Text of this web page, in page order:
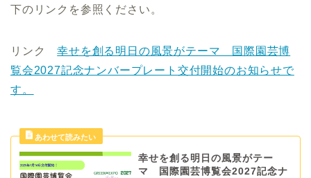
下のリンクを参照ください。
リンク幸せを創る明日の風景がテーマ 国際園芸博
覧会2027記念ナンバープレート交付開始のお知らせで
す。
幸せを創る明日の風景がテー
マ 国際園芸博覧会2027記念ナ